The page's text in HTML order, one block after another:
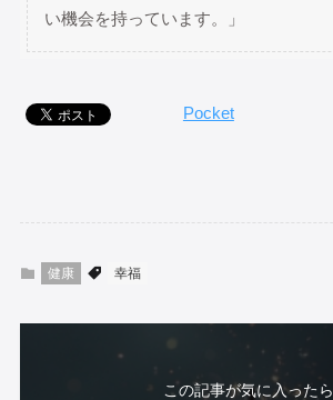
い機会を持っています。」
Pocket
健康 幸福
この記事が気に入ったら